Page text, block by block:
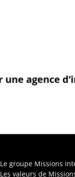
agence
Le groupe Missions
Les valeurs de